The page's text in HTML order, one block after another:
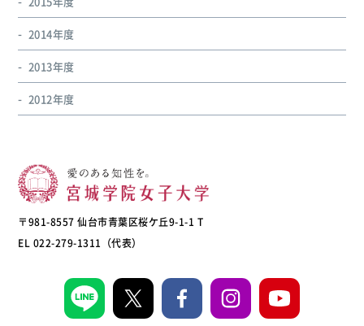
2014年度
2013年度
2012年度
〒981-8557 仙台市青葉区桜ケ丘9-1-1 T
EL 022-279-1311（代表）